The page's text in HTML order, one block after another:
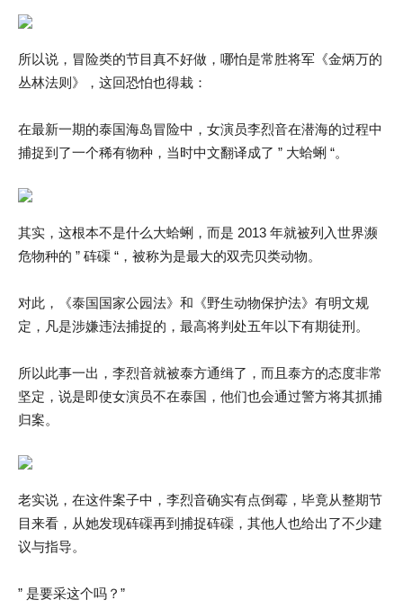
所以说，冒险类的节目真不好做，哪怕是常胜将军《金炳万的
丛林法则》，这回恐怕也得栽：
在最新一期的泰国海岛冒险中，女演员李烈音在潜海的过程中
捕捉到了一个稀有物种，当时中文翻译成了 ” 大蛤蜊 “。
其实，这根本不是什么大蛤蜊，而是 2013 年就被列入世界濒
危物种的 ” 砗磲 “，被称为是最大的双壳贝类动物。
对此，《泰国国家公园法》和《野生动物保护法》有明文规
定，凡是涉嫌违法捕捉的，最高将判处五年以下有期徒刑。
所以此事一出，李烈音就被泰方通缉了，而且泰方的态度非常
坚定，说是即使女演员不在泰国，他们也会通过警方将其抓捕
归案。
老实说，在这件案子中，李烈音确实有点倒霉，毕竟从整期节
目来看，从她发现砗磲再到捕捉砗磲，其他人也给出了不少建
议与指导。
” 是要采这个吗？”